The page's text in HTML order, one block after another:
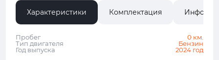
Характеристики Комплектация
Пробег
0 км.
Тип двигателя
Бензин
Год выпуска
2024 год